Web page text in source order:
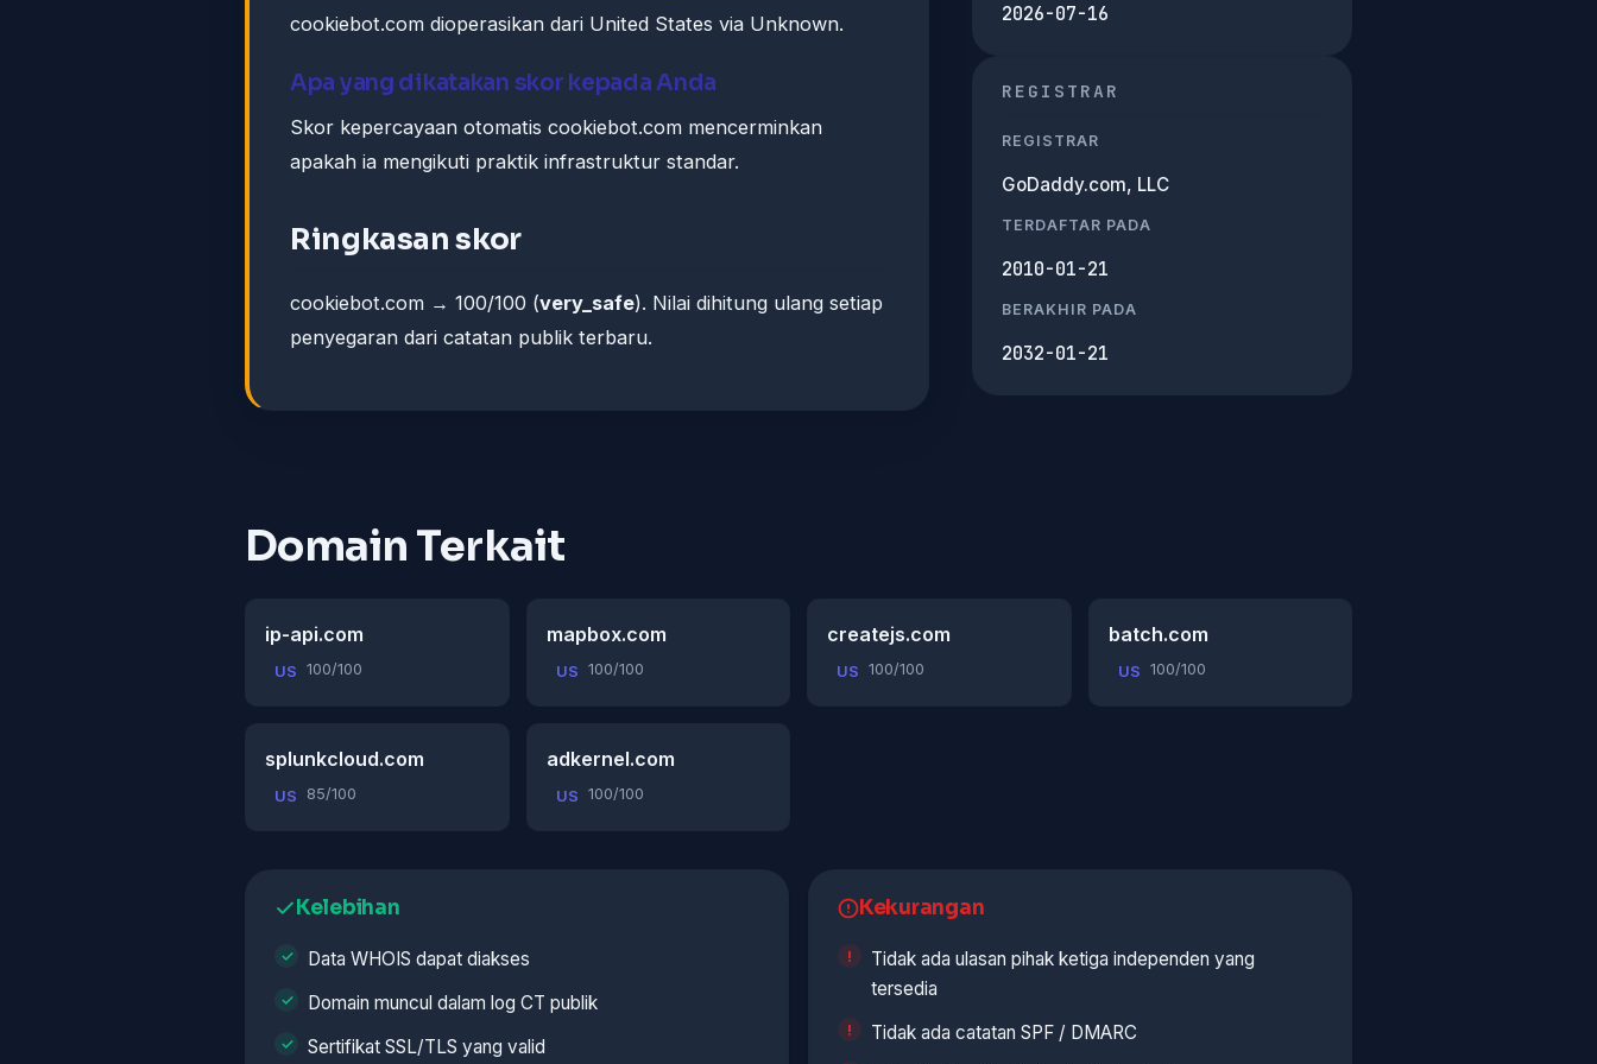
cookiebot.com dioperasikan dari United States via Unknown.
Apa yang dikatakan skor kepada Anda
Skor kepercayaan otomatis cookiebot.com mencerminkan
apakah ia mengikuti praktik infrastruktur standar.
Ringkasan skor
cookiebot.com → 100/100 (very_safe). Nilai dihitung ulang setiap
penyegaran dari catatan publik terbaru.
2026-07-16
REGISTRAR
REGISTRAR
GoDaddy.com, LLC
TERDAFTAR PADA
2010-01-21
BERAKHIR PADA
2032-01-21
Domain Terkait
ip-api.com
US 100/100
mapbox.com
US 100/100
createjs.com
US 100/100
batch.com
US 100/100
splunkcloud.com
US 85/100
adkernel.com
US 100/100
Kelebihan
Data WHOIS dapat diakses
Domain muncul dalam log CT publik
Sertifikat SSL/TLS yang valid
Kekurangan
Tidak ada ulasan pihak ketiga independen yang
tersedia
Tidak ada catatan SPF / DMARC